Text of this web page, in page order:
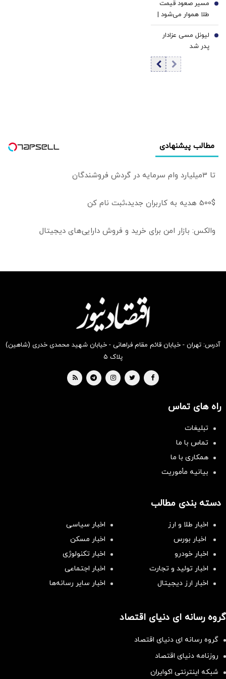
نیست اما...
شد
مسیر صعود قیمت
طلا هموار می‌شود |
تورم، دلار و ریسک
رکود؛ سه محرک
احتمالی موج بعدی
افزایش قیمت طلا |
فشار نرخ‌های بهره
6
لیونل مسی عزادار
پدر شد
7
مطالب پیشنهادی
تا 3میلیارد وام سرمایه در گردش فروشندگان
500$ هدیه به کاربران جدید،ثبت نام کن
والکس: بازار امن برای خرید و فروش دارایی‌های دیجیتال
آدرس: تهران - خیابان قائم مقام فراهانی - خیابان شهید محمدی خدری (شاهین)
پلاک ۵
راه های تماس
تبلیغات
تماس با ما
همکاری با ما
بیانیه مأموریت
دسته بندی مطالب
اخبار طلا و ارز
اخبار سیاسی
اخبار بورس
اخبار مسکن
اخبار خودرو
اخبار تکنولوژی
اخبار تولید و تجارت
اخبار اجتماعی
اخبار ارز دیجیتال
اخبار سایر رسانه‌‌ها
گروه رسانه ای دنیای اقتصاد
گروه رسانه ای دنیای اقتصاد
روزنامه دنیای اقتصاد
شبکه اینترنتی اکوایران